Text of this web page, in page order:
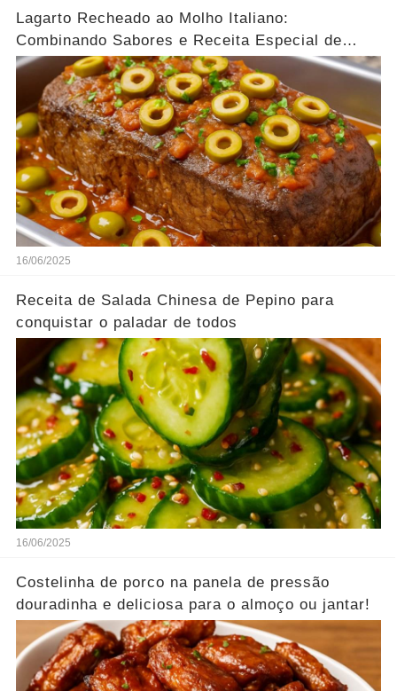
Lagarto Recheado ao Molho Italiano:
Combinando Sabores e Receita Especial de
família
16/06/2025
Receita de Salada Chinesa de Pepino para
conquistar o paladar de todos
16/06/2025
Costelinha de porco na panela de pressão
douradinha e deliciosa para o almoço ou jantar!